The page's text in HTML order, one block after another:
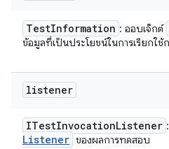
TestInformation : ออบเจ็กต์
ข้อมูลที่เป็นประโยชน์ในการเรียกใช้
listener
ITestInvocationListener :
Listener ของผลการทดสอบ